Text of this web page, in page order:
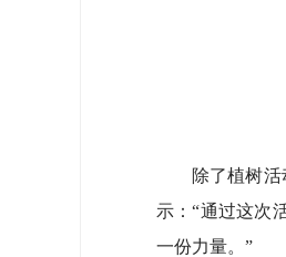
除了植树活动
示：“通过这次
一份力量。”